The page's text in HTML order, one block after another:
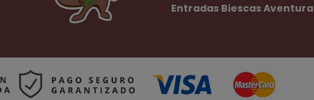
Entradas Biescas Aventura